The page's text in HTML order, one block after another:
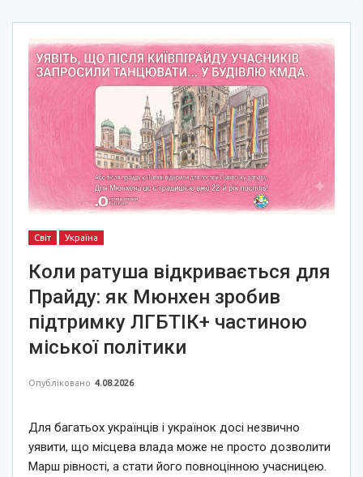
Світ Україна
Коли ратуша відкривається для
Прайду: як Мюнхен зробив
підтримку ЛГБТІК+ частиною
міської політики
Опубліковано 4.08.2026
Для багатьох українців і українок досі незвично
уявити, що місцева влада може не просто дозволити
Марш рівності, а стати його повноцінною учасницею.